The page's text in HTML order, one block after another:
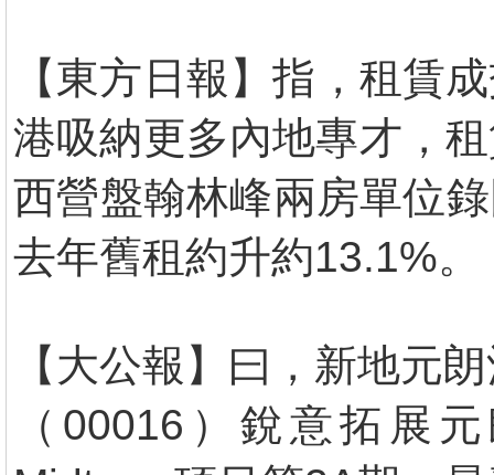
【東方日報】指，租賃
港吸納更多內地專才，
西營盤翰林峰兩房單位
去年舊租約升約13.1%。
【大公報】曰，新地元
（00016）銳意拓展